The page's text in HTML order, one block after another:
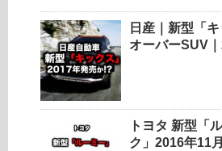
日産｜新型「
オーバーSUV
トヨタ 新型「
ク」2016年11